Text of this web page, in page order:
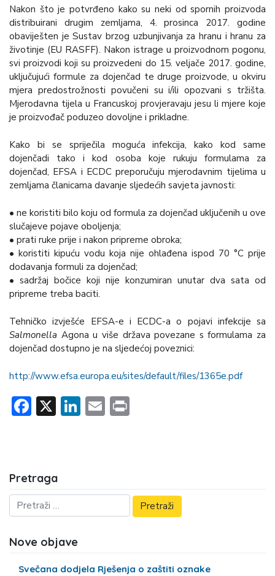
Nakon što je potvrđeno kako su neki od spornih proizvoda
distribuirani drugim zemljama, 4. prosinca 2017. godine
obaviješten je Sustav brzog uzbunjivanja za hranu i hranu za
životinje (EU RASFF). Nakon istrage u proizvodnom pogonu,
svi proizvodi koji su proizvedeni do 15. veljače 2017. godine,
uključujući formule za dojenčad te druge proizvode, u okviru
mjera predostrožnosti povučeni su i/ili opozvani s tržišta.
Mjerodavna tijela u Francuskoj provjeravaju jesu li mjere koje
je proizvođač poduzeo dovoljne i prikladne.
Kako bi se spriječila moguća infekcija, kako kod same
dojenčadi tako i kod osoba koje rukuju formulama za
dojenčad, EFSA i ECDC preporučuju mjerodavnim tijelima u
zemljama članicama davanje sljedećih savjeta javnosti:
• ne koristiti bilo koju od formula za dojenčad uključenih u ove
slučajeve pojave oboljenja;
• prati ruke prije i nakon pripreme obroka;
• koristiti kipuću vodu koja nije ohlađena ispod 70 °C prije
dodavanja formuli za dojenčad;
• sadržaj bočice koji nije konzumiran unutar dva sata od
pripreme treba baciti.
Tehničko izvješće EFSA-e i ECDC-a o pojavi infekcije sa
Salmonella Agona u više država povezane s formulama za
dojenčad dostupno je na sljedećoj poveznici:
http://www.efsa.europa.eu/sites/default/files/1365e.pdf
Facebook
X LinkedIn
Email
Pretraga
Nove objave
Svečana dodjela Rješenja o zaštiti oznake